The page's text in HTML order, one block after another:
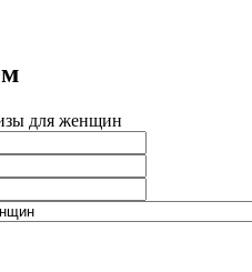
для женщин